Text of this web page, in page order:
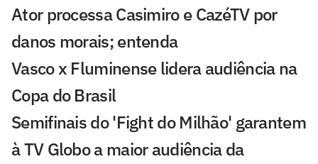
Ator processa Casimiro e CazéTV por
danos morais; entenda
Vasco x Fluminense lidera audiência na
Copa do Brasil
Semifinais do 'Fight do Milhão' garantem
à TV Globo a maior audiência da